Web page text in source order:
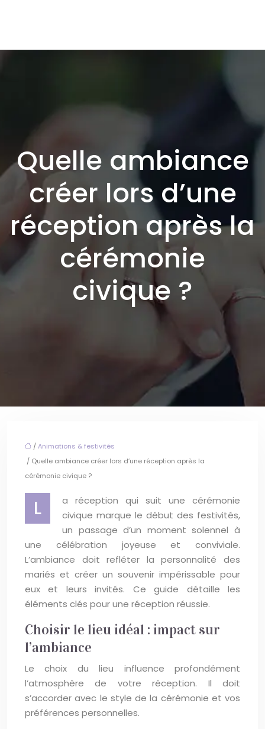
Quelle ambiance
créer lors d’une
réception après la
cérémonie
civique ?
/Animations & festivités
/ Quelle ambiance créer lors d’une réception après la
cérémonie civique ?
L
a réception qui suit une cérémonie
civique marque le début des festivités,
un passage d’un moment solennel à
une célébration joyeuse et conviviale.
L’ambiance doit refléter la personnalité des
mariés et créer un souvenir impérissable pour
eux et leurs invités. Ce guide détaille les
éléments clés pour une réception réussie.
Choisir le lieu idéal : impact sur
l’ambiance
Le choix du lieu influence profondément
l’atmosphère de votre réception. Il doit
s’accorder avec le style de la cérémonie et vos
préférences personnelles.